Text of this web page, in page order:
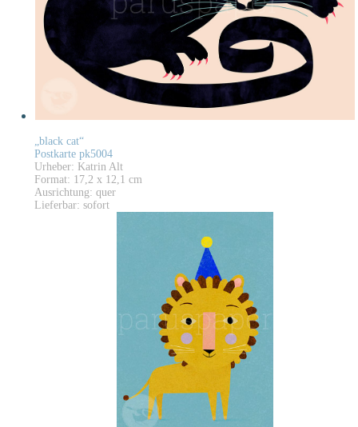
„black cat“
Postkarte pk5004
Urheber: Katrin Alt
Format: 17,2 x 12,1 cm
Ausrichtung: quer
Lieferbar: sofort